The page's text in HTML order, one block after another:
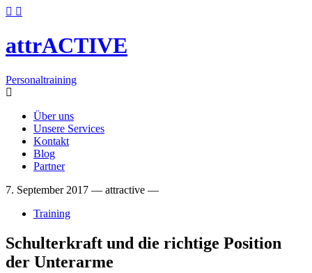
attrACTIVE
Personaltraining
Über uns
Unsere Services
Kontakt
Blog
Partner
7. September 2017 — attractive —
Training
Schulterkraft und die richtige Position
der Unterarme